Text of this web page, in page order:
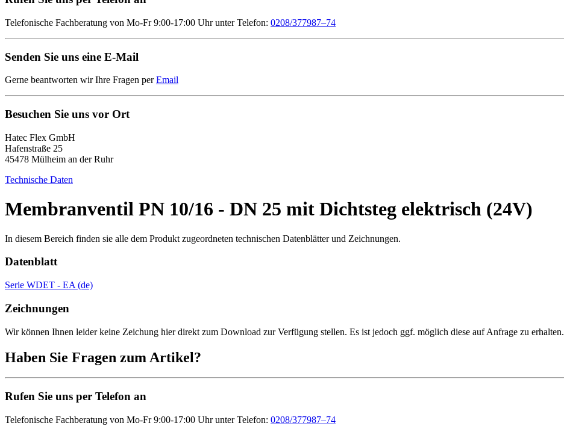
Telefonische Fachberatung von Mo-Fr 9:00-17:00 Uhr unter Telefon: 0208/377987–74
Senden Sie uns eine E-Mail
Gerne beantworten wir Ihre Fragen perEmail
Besuchen Sie uns vor Ort
Hatec Flex GmbH
Hafenstraße 25
45478 Mülheim an der Ruhr
Technische Daten
Membranventil PN 10/16 - DN 25 mit Dichtsteg elektrisch (24V)
In diesem Bereich finden sie alle dem Produkt zugeordneten technischen Datenblätter und Zeichnungen.
Datenblatt
Serie WDET - EA (de)
Zeichnungen
Wir können Ihnen leider keine Zeichung hier direkt zum Download zur Verfügung stellen. Es ist jedoch ggf. möglich diese auf Anfrage zu erhalten.
Haben Sie Fragen zum Artikel?
Rufen Sie uns per Telefon an
Telefonische Fachberatung von Mo-Fr 9:00-17:00 Uhr unter Telefon: 0208/377987–74